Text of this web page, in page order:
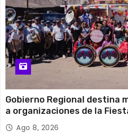
Gobierno Regional destina
a organizaciones de la
Tarapacá
Ago 8, 2026